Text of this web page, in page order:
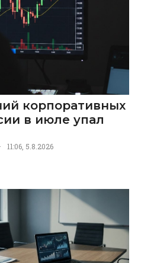
корпоративных
в июле упал
· 11:06, 5.8.2026